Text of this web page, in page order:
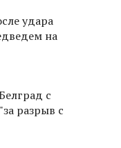
удара
на
с
разрыв с